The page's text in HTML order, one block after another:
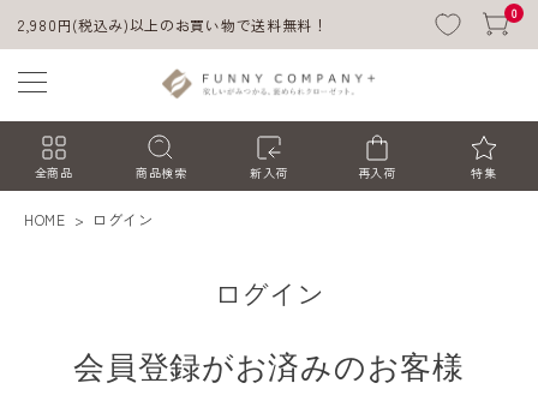
2,980円(税込み)以上のお買い物で送料無料！
0
全商品 商品検索 新入荷 再入荷 特集
HOME ログイン
ログイン
会員登録がお済みのお客様